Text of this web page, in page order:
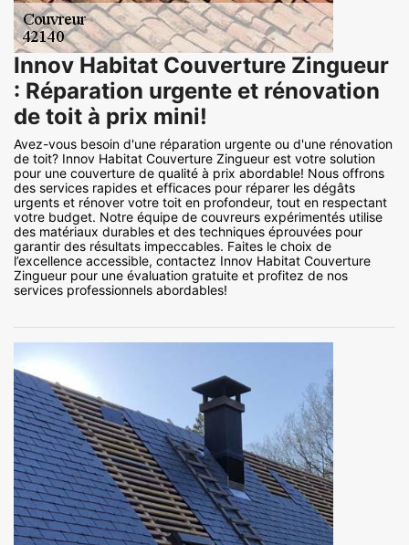
Innov Habitat Couverture Zingueur
: Réparation urgente et rénovation
de toit à prix mini!
Avez-vous besoin d'une réparation urgente ou d'une rénovation
de toit? Innov Habitat Couverture Zingueur est votre solution
pour une couverture de qualité à prix abordable! Nous offrons
des services rapides et efficaces pour réparer les dégâts
urgents et rénover votre toit en profondeur, tout en respectant
votre budget. Notre équipe de couvreurs expérimentés utilise
des matériaux durables et des techniques éprouvées pour
garantir des résultats impeccables. Faites le choix de
l’excellence accessible, contactez Innov Habitat Couverture
Zingueur pour une évaluation gratuite et profitez de nos
services professionnels abordables!